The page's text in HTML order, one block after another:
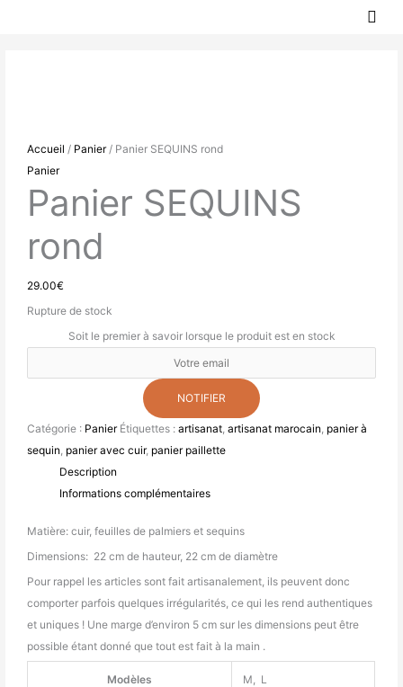
Accueil / Panier/ Panier SEQUINS rond
Panier
Panier SEQUINS
rond
29.00€
Rupture de stock
Soit le premier à savoir lorsque le produit est en stock
NOTIFIER
Catégorie : Panier Étiquettes :artisanat,artisanat marocain, panier à
sequin, panier avec cuir, panier paillette
Description
Informations complémentaires
Matière: cuir, feuilles de palmiers et sequins
Dimensions: 22 cm de hauteur, 22 cm de diamètre
Pour rappel les articles sont fait artisanalement, ils peuvent donc
comporter parfois quelques irrégularités, ce qui les rend authentiques
et uniques ! Une marge d’environ 5 cm sur les dimensions peut être
possible étant donné que tout est fait à la main .
Modèles M, L